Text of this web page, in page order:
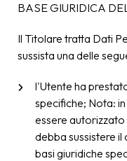
BASE GIURIDICA
Il Titolare tratta Dati
sussista una delle
l'Utente ha
specifiche; Nota:
essere
debba sussistere
basi giuridiche